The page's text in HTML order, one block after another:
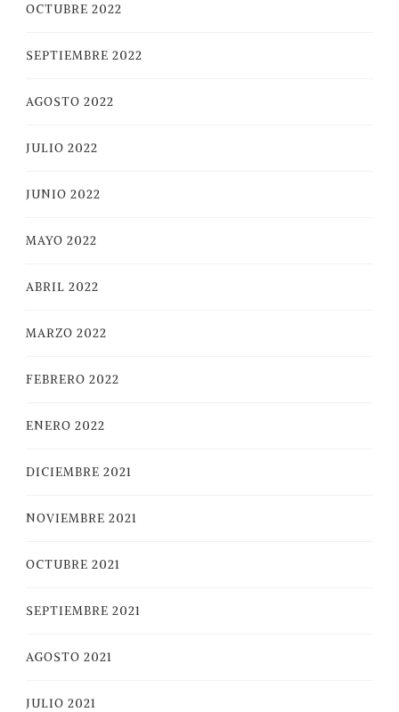
OCTUBRE 2022
SEPTIEMBRE 2022
AGOSTO 2022
JULIO 2022
JUNIO 2022
MAYO 2022
ABRIL 2022
MARZO 2022
FEBRERO 2022
ENERO 2022
DICIEMBRE 2021
NOVIEMBRE 2021
OCTUBRE 2021
SEPTIEMBRE 2021
AGOSTO 2021
JULIO 2021